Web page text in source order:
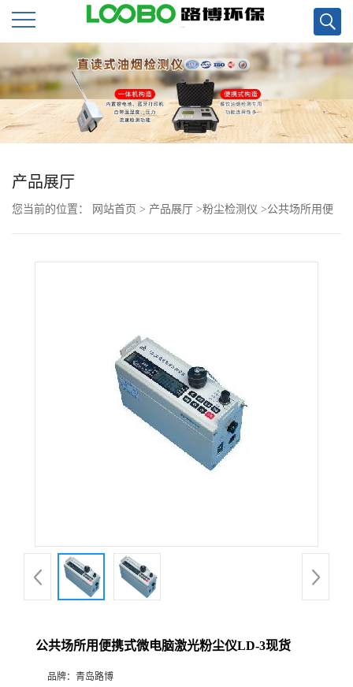
公
司
首
页
公
品
厅
产品展厅
您当前的位置： 网站首页 > 产品展厅 >粉尘检测仪 >公共场所用便
公共场所用便携式微电脑激光粉尘仪LD-3现货
品牌： 青岛路博